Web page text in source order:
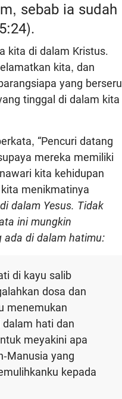
sebab ia sudah
kita di dalam Kristus.
kita, dan
yang berseru
tinggal di dalam kita
“Pencuri datang
mereka memiliki
kita kehidupan
menikmatinya
dalam Yesus. Tidak
ini mungkin
ada di dalam hatimu:
di kayu salib
dosa dan
menemukan
hati dan
meyakini apa
Manusia yang
kepada